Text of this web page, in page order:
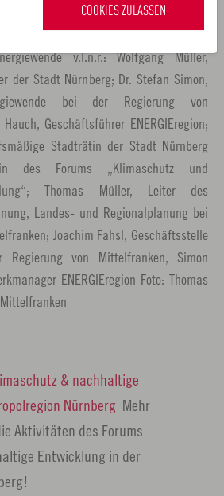
v.l.n.r.: Wolfgang Müller,
der Stadt Nürnberg; Dr. Stefan Simon,
bei der Regierung von
Geschäftsführer ENERGIEregion;
Stadträtin der Stadt Nürnberg
des Forums „Klimaschutz und
Thomas Müller, Leiter des
Landes- und Regionalplanung bei
Joachim Fahsl, Geschäftsstelle
Regierung von Mittelfranken, Simon
ENERGIEregion Foto: Thomas
& nachhaltige
Nürnberg Mehr
Aktivitäten des Forums
Entwicklung in der
COOKIES ZULASSEN